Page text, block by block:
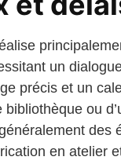
un
précis et un
bibliothèque ou
des
en atelier